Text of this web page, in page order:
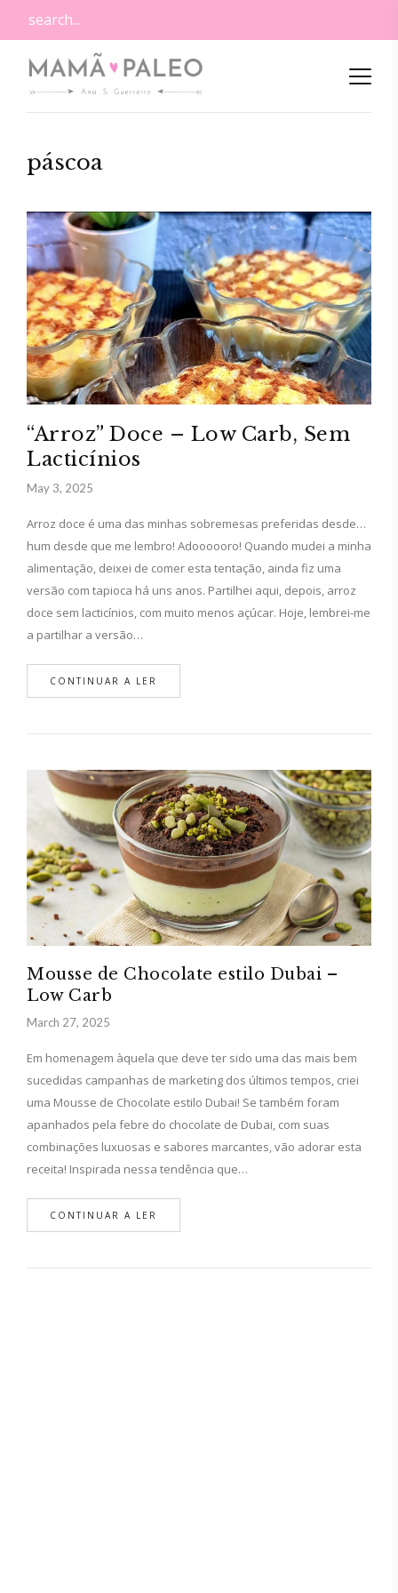
páscoa
“Arroz” Doce – Low Carb, Sem
Lacticínios
May 3, 2025
Arroz doce é uma das minhas sobremesas preferidas desde…
hum desde que me lembro! Adoooooro! Quando mudei a minha
alimentação, deixei de comer esta tentação, ainda fiz uma
versão com tapioca há uns anos. Partilhei aqui, depois, arroz
doce sem lacticínios, com muito menos açúcar. Hoje, lembrei-me
a partilhar a versão…
CONTINUAR A LER
Mousse de Chocolate estilo Dubai –
Low Carb
March 27, 2025
Em homenagem àquela que deve ter sido uma das mais bem
sucedidas campanhas de marketing dos últimos tempos, criei
uma Mousse de Chocolate estilo Dubai! Se também foram
apanhados pela febre do chocolate de Dubai, com suas
combinações luxuosas e sabores marcantes, vão adorar esta
receita! Inspirada nessa tendência que…
CONTINUAR A LER